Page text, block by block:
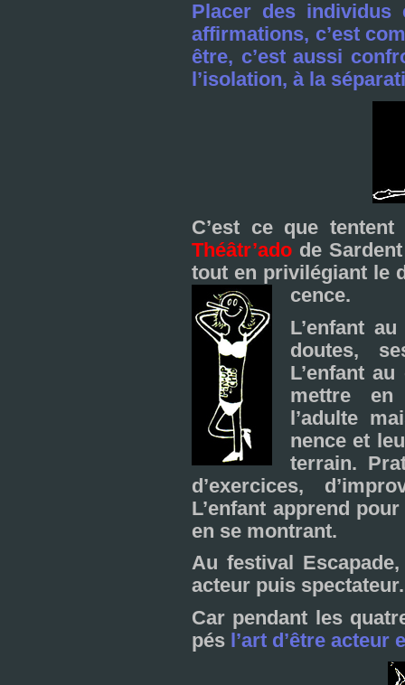
Placer des indi­vi­dus
affir­ma­tions, c’est
être, c’est aussi
l’iso­la­tion, à la
C’est ce que
Théâtr’ado de
tout en pri­vi­lé­giant le
cence.
L’enfant
dou­tes,
L’enfant
met­tre en
l’adulte
nence et
ter­rain.
d’exer­ci­ces,
L’enfant apprend
en se mon­trant.
Au fes­ti­val
acteur puis spec­ta­teur.
Car pen­dant les
pés l’art d’être acteur